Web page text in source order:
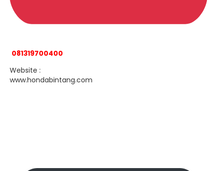
081319700400
Website :
www.hondabintang.com